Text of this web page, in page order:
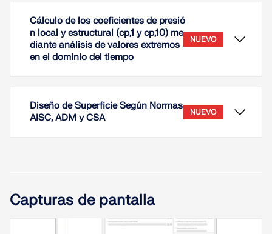
servicio en RFEM 6 y RSTAB 9.
Cálculo de los coeficientes de presió
n local y estructural (cp,1 y cp,10) me
diante análisis de valores extremos
en el dominio del tiempo
NUEVO
Los coeficientes de presión inducidos por el viento
son parámetros fundamentales en el diseño de
envolventes de edificios, sistemas de revestimiento
Diseño de Superficie Según Normas
AISC, ADM y CSA
NUEVO
Capturas de pantalla